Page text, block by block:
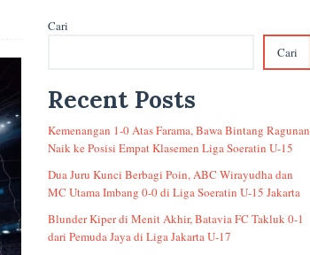
Cari
Cari
Recent Posts
Kemenangan 1-0 Atas Farama, Bawa Bintang Ragunan
Naik ke Posisi Empat Klasemen Liga Soeratin U-15
Dua Juru Kunci Berbagi Poin, ABC Wirayudha dan
MC Utama Imbang 0-0 di Liga Soeratin U-15 Jakarta
Blunder Kiper di Menit Akhir, Batavia FC Takluk 0-1
dari Pemuda Jaya di Liga Jakarta U-17